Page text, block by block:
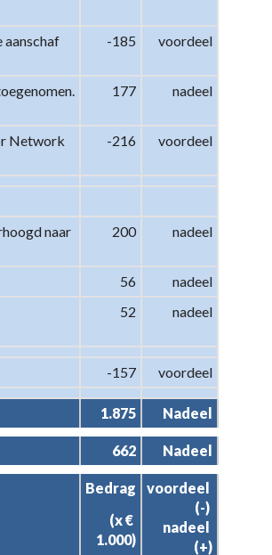
aanschaf
-185 voordeel
177 nadeel
Network
-216 voordeel
naar
200 nadeel
56
nadeel
52 nadeel
-157 voordeel
1.875 Nadeel
662 Nadeel
Bedrag
voordeel
(-)
nadeel
(+)
(x €
1.000)